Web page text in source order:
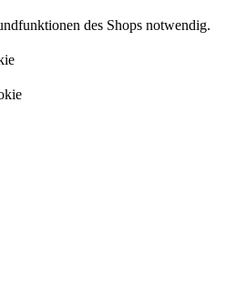
des Shops notwendig.